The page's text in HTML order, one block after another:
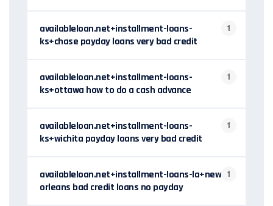
availableloan.net+installment-loans-
ks+chase payday loans very bad credit
1
availableloan.net+installment-loans-
ks+ottawa how to do a cash advance
1
availableloan.net+installment-loans-
ks+wichita payday loans very bad credit
1
availableloan.net+installment-loans-la+new-
orleans bad credit loans no payday
1